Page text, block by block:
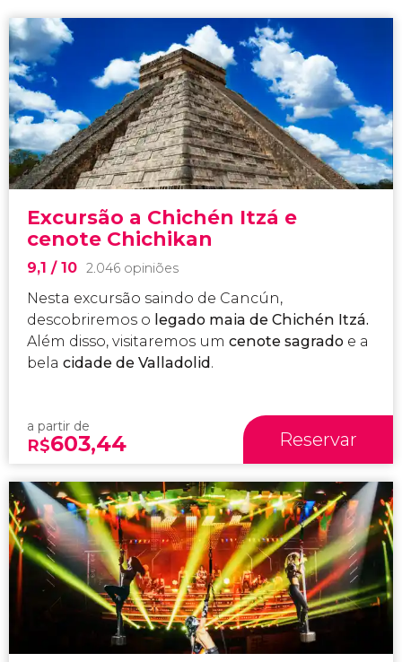
Excursão a Chichén Itzá e
cenote Chichikan
9,1 / 10 2.046 opiniões
Nesta excursão saindo de Cancún,
descobriremos o legado maia de Chichén Itzá.
Além disso, visitaremos um cenote sagrado e a
bela cidade de Valladolid.
a partir de
R$603,44 Reservar